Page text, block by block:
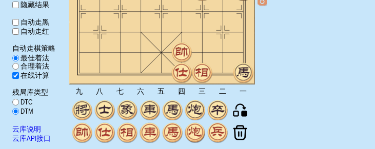
隐藏结果
自动走黑
自动走红
自动走棋策略
最佳着法
合理着法
在线计算
残局库类型
DTC
DTM
云库说明
云库API接口
九 八 七 六 五 四 三 二 一